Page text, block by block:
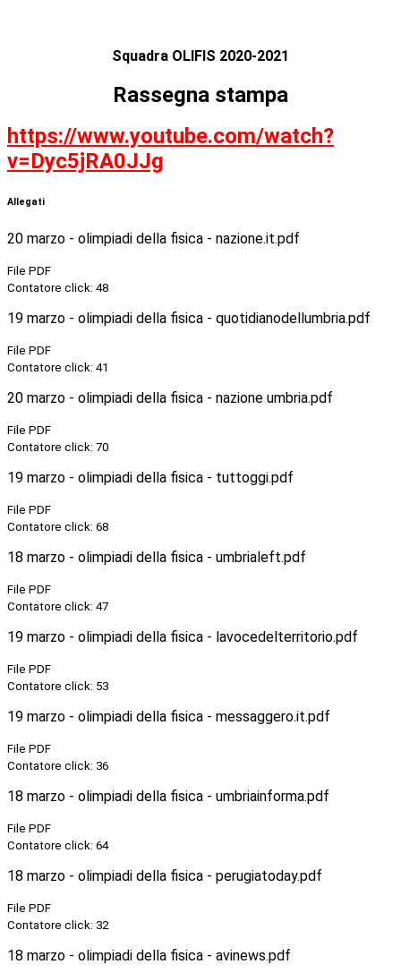
Squadra OLIFIS 2020-2021
Rassegna stampa
https://www.youtube.com/watch?
v=Dyc5jRA0JJg
Allegati
20 marzo - olimpiadi della fisica - nazione.it.pdf
File PDF
Contatore click: 48
19 marzo - olimpiadi della fisica - quotidianodellumbria.pdf
File PDF
Contatore click: 41
20 marzo - olimpiadi della fisica - nazione umbria.pdf
File PDF
Contatore click: 70
19 marzo - olimpiadi della fisica - tuttoggi.pdf
File PDF
Contatore click: 68
18 marzo - olimpiadi della fisica - umbrialeft.pdf
File PDF
Contatore click: 47
19 marzo - olimpiadi della fisica - lavocedelterritorio.pdf
File PDF
Contatore click: 53
19 marzo - olimpiadi della fisica - messaggero.it.pdf
File PDF
Contatore click: 36
18 marzo - olimpiadi della fisica - umbriainforma.pdf
File PDF
Contatore click: 64
18 marzo - olimpiadi della fisica - perugiatoday.pdf
File PDF
Contatore click: 32
18 marzo - olimpiadi della fisica - avinews.pdf